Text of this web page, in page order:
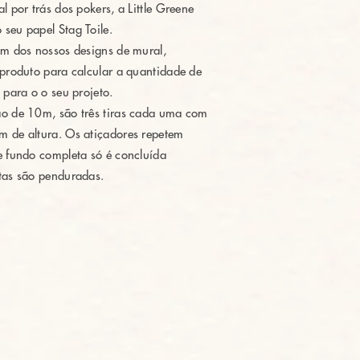
por trás dos pokers, a Little Greene
papel Stag Toile.
dos nossos designs de mural,
para calcular a quantidade de
o o seu projeto.
de 10m, são três tiras cada uma com
de altura. Os atiçadores repetem
fundo completa só é concluída
são penduradas.